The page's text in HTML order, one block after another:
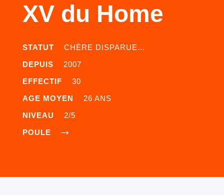
XV du Home
STATUT
CHÈRE DISPARUE…
DEPUIS
2007
EFFECTIF
30
AGE MOYEN
26 ANS
NIVEAU
2/5
POULE